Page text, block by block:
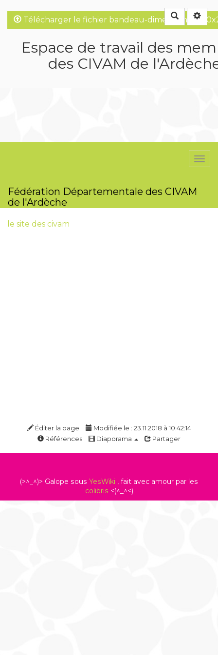
Rechercher
Télécharger le fichier bandeau-dimensions-
Espace de travail des
des CIVAM de
Fédération Départementale des CIVAM
de l'Ardèche
le site des civam
Éditer la page
Modifiée le : 23.11.2018 à 10:42:14
Références
Diaporama Partager
(>^_^)> Galope sous YesWiki , fait avec amour par les
colibris <(^_^<)